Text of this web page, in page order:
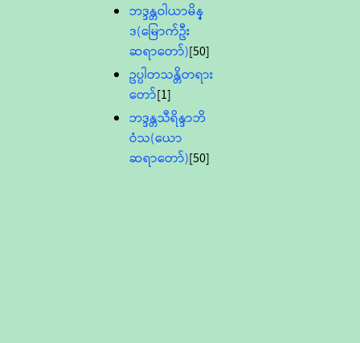
ဘဒ္ဒန္တဝါယာမိန္
ဒ(မြောက်ဦး
ဆရာတော်)[50]
ဥပ္ပါတသန္တိတရား
တော်[1]
ဘဒ္ဒန္တသီရိန္ဒာဘိ
ဝံသ(ယော
ဆရာတော်)[50]